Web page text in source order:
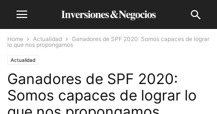
Home Actualidad
Ganadores de SPF 2020: Somos capaces de lograr
lo que nos propongamos
Actualidad
Ganadores de SPF 2020:
Somos capaces de lograr lo